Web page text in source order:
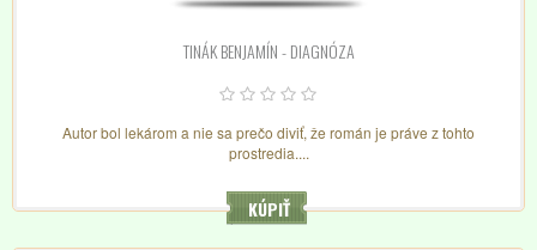
TINÁK BENJAMÍN - DIAGNÓZA
Autor bol lekárom a nie sa prečo diviť, že román je práve z tohto
prostredia....
KÚPIŤ